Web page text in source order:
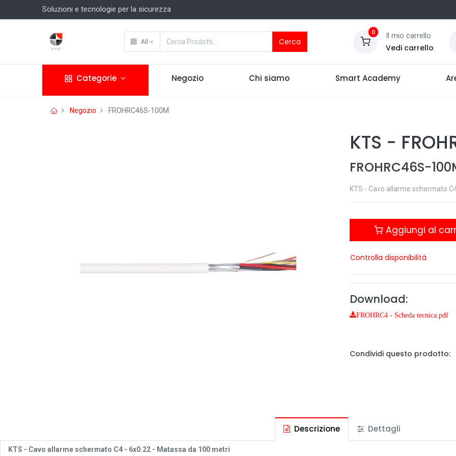
Soluzioni e tecnologie per la sicurezza
All Cerca
0 Il mio carrello
Vedi carrello
Categorie Negozio Chi siamo Smart Academy
Negozio FROHRC46S-100M
KTS -
FROHRC46S-
KTS - Cavo allarme schermato
Aggiungi al
Controlla disponibilità
Download:
FROHRC4 - Scheda tecnica.pdf
Condividi questo prodotto:
Descrizione Dettagli
KTS - Cavo allarme schermato C4 - 6x0.22 - Matassa da 100 metri